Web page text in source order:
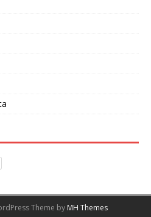
Theme by MH Themes